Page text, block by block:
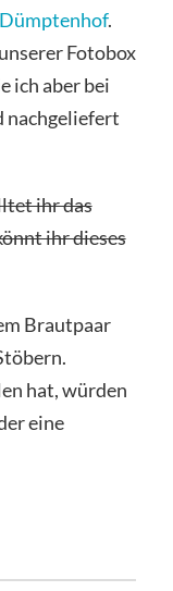
.
Fotobox
ich aber bei
nachgeliefert
ihr das
ihr dieses
Brautpaar
hat, würden
eine